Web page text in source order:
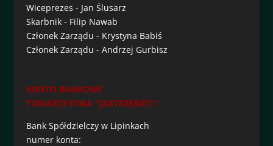
Wiceprezes - Jan Ślusarz
Skarbnik - Filip Nawab
Członek Zarządu - Krystyna Babiś
Członek Zarządu - Andrzej Gurbisz
KONTO BANKOWE
TOWARZYSTWA "JASTRZĘBIEC":
Bank Spółdzielczy w Lipinkach
numer konta: